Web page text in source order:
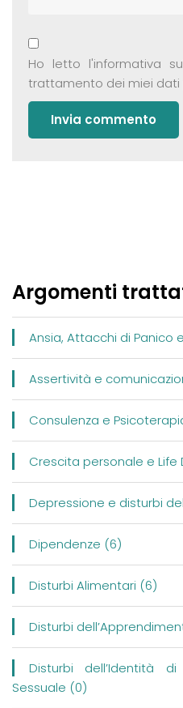
Ho letto l'informativa
trattamento dei miei dati
Argomenti
Ansia, Attacchi di Panico
Assertività e
Consulenza e
Crescita personale e Life
Depressione e disturbi
Dipendenze (6)
Disturbi Alimentari (6)
Disturbi
Disturbi dell’Identità
Sessuale (0)